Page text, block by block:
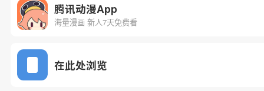
腾讯动漫App
海量漫画 新人7天免费看
在此处浏览